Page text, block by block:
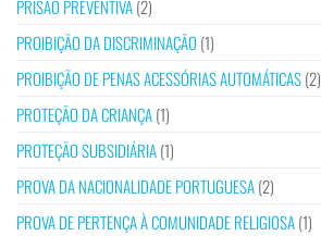
PRISÃO PREVENTIVA(2)
PROIBIÇÃO DA DISCRIMINAÇÃO (1)
PROIBIÇÃO DE PENAS ACESSÓRIAS AUTOMÁTICAS(2)
PROTEÇÃO DA CRIANÇA(1)
PROTEÇÃO SUBSIDIÁRIA(1)
PROVA DA NACIONALIDADE PORTUGUESA(2)
PROVA DE PERTENÇA À COMUNIDADE RELIGIOSA(1)